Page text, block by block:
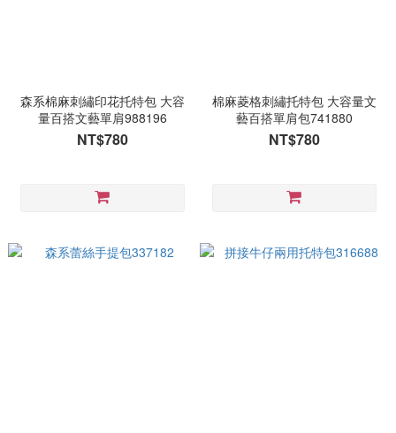
森系棉麻刺繡印花托特包 大容
量百搭文藝單肩988196
NT$780
棉麻菱格刺繡托特包 大容量文
藝百搭單肩包741880
NT$780